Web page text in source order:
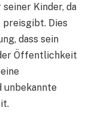
Kinder, da
preisgibt. Dies
dass sein
Öffentlichkeit
unbekannte